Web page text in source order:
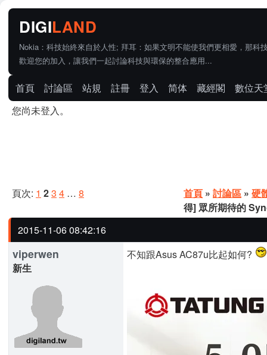
Nokia：科技始終來自於人性; 拜耳：如果文明不能使我們更相愛，那科
歡迎您的加入，讓我們一起討論科技與環保的整合應用...
首頁 討論區 站規 註冊 登入 简体 藏經閣
數位天
您尚未登入。
頁次: 1 23 4 … 8 首頁 » 討論區 » 硬
得] 眾所期待的
2015-11-06 08:42:16
viperwen
新生
不知跟Asus AC87u比起如何?